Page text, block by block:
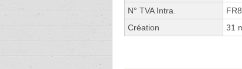
N° TVA Intra.
Création
31